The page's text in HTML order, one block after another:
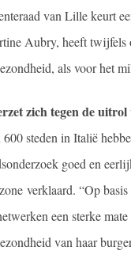
van Lille keurt
Aubry, heeft twijfels
als voor het
zich tegen de
steden in Italië
goed en
verklaard. “Op
een sterke
van haar